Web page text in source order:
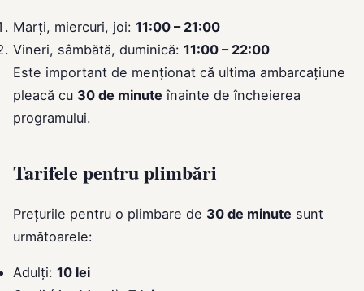
Marți, miercuri, joi: 11:00 – 21:00
Vineri, sâmbătă, duminică: 11:00 – 22:00
Este important de menționat că ultima ambarcațiune
pleacă cu 30 de minute înainte de încheierea
programului.
Tarifele pentru plimbări
Prețurile pentru o plimbare de 30 de minute sunt
următoarele:
Adulți: 10 lei